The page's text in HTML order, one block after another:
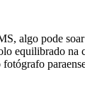
algo pode
equilibrado